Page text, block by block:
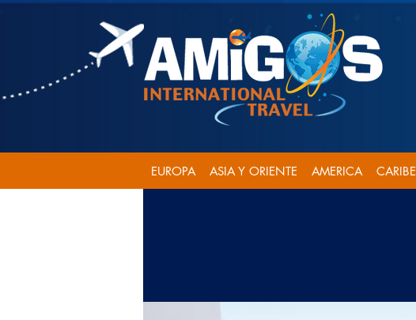
EUROPA ASIA Y ORIENTE AMERICA CARIBE